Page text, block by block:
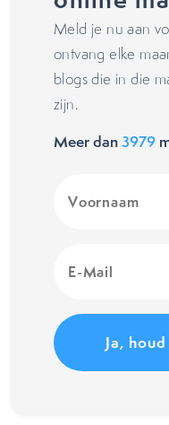
Meld je nu aan
ontvang elke
blogs die in die
zijn.
Meer dan3979
(Vereist)
Mail